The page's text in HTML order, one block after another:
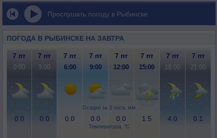
Прослушать погоду в Рыбинске
ПОГОДА В РЫБИНСКЕ НА ЗАВТРА
Осадки за 3 часа, мм
Температура, °C
7 пт 7 пт 7 пт 7 пт 7 пт 7 пт 7 пт 7 пт
0:00 3:00 6:00 9:00 12:00 15:00 18:00 21:00
0.0 0.0 0.0 0.0 0.0 1.5 4.0 0.1